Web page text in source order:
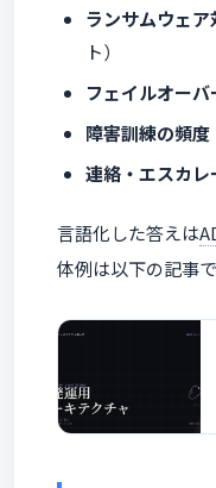
ランサムウェア
ト）
フェイルオー
障害訓練の頻度
連絡・エスカ
言語化した答えは
体例は以下の記事